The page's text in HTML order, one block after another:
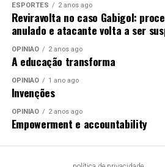
ESPORTES 2 anos ago
Reviravolta no caso Gabigol:
anulado e atacante volta a ser
OPINIÃO 2 anos ago
A educação transforma
OPINIÃO 1 ano ago
Invenções
OPINIÃO 2 anos ago
Empowerment e accountability